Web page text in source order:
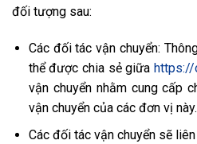
đối tượng sau:
Các đối tác vận chuyển:
thể được chia sẻ giữa https://
vận chuyển nhằm cung cấp
vận chuyển của các đơn vị này.
Các đối tác vận chuyển sẽ